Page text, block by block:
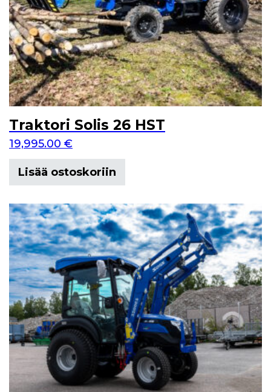
Traktori Solis 26 HST
19,995.00 €
Lisää ostoskoriin